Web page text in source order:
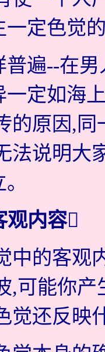
定色觉
遍--在
定如海
的原因,
法说明大
观内容
中的客观
,可能你
觉还反映